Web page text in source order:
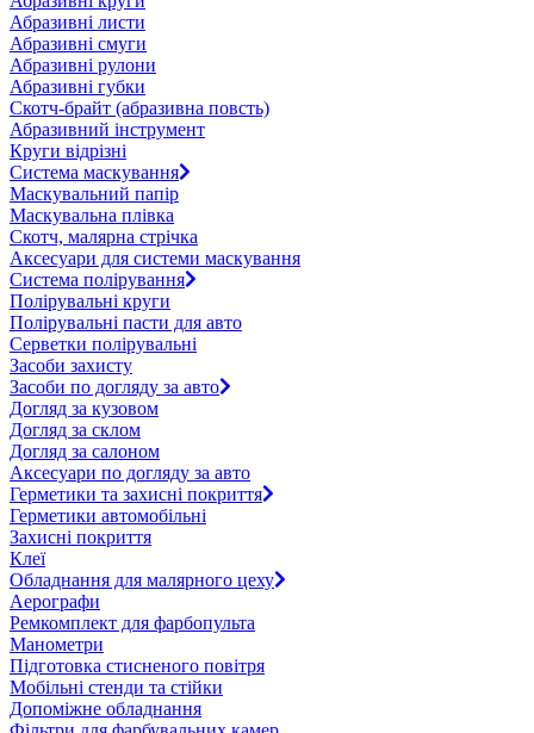
Абразивні листи
Абразивні смуги
Абразивні рулони
Абразивні губки
Скотч-брайт (абразивна повсть)
Абразивний інструмент
Круги відрізні
Система маскування
Маскувальний папір
Маскувальна плівка
Скотч, малярна стрічка
Аксесуари для системи маскування
Система полірування
Полірувальні круги
Полірувальні пасти для авто
Серветки полірувальні
Засоби захисту
Засоби по догляду за авто
Догляд за кузовом
Догляд за склом
Догляд за салоном
Аксесуари по догляду за авто
Герметики та захисні покриття
Герметики автомобільні
Захисні покриття
Клеї
Обладнання для малярного цеху
Аерографи
Ремкомплект для фарбопульта
Манометри
Підготовка стисненого повітря
Мобільні стенди та стійки
Допоміжне обладнання